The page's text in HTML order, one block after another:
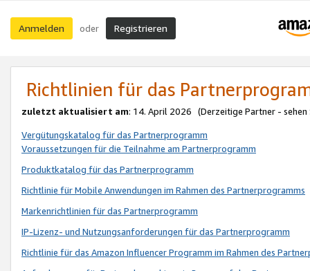
Anmelden oder Registrieren
Richtlinien für das
zuletzt aktualisiert am: 14. April 2026 (Derzeitige Partner - sehen
Vergütungskatalog für das Partnerprogramm
Voraussetzungen für die Teilnahme am Partnerprogramm
Produktkatalog für das Partnerprogramm
Richtlinie für Mobile Anwendungen im Rahmen des Partnerprogramms
Markenrichtlinien für das Partnerprogramm
IP-Lizenz- und Nutzungsanforderungen für das Partnerprogramm
Richtlinie für das Amazon Influencer Programm im Rahmen des